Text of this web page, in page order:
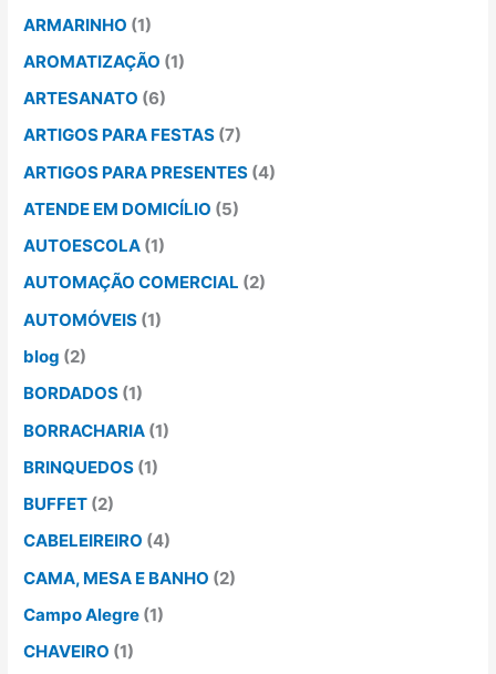
ARMARINHO (1)
AROMATIZAÇÃO (1)
ARTESANATO (6)
ARTIGOS PARA FESTAS (7)
ARTIGOS PARA PRESENTES (4)
ATENDE EM DOMICÍLIO (5)
AUTOESCOLA (1)
AUTOMAÇÃO COMERCIAL (2)
AUTOMÓVEIS (1)
blog (2)
BORDADOS (1)
BORRACHARIA (1)
BRINQUEDOS (1)
BUFFET (2)
CABELEIREIRO (4)
CAMA, MESA E BANHO (2)
Campo Alegre (1)
CHAVEIRO (1)